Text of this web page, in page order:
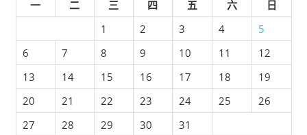
一 二 三 四 五 六
日
1
2 3 4
5
6
7 8 9 10 11
12
13
14 15 16 17 18
19
20
21 22 23 24 25
26
27
28 29 30 31